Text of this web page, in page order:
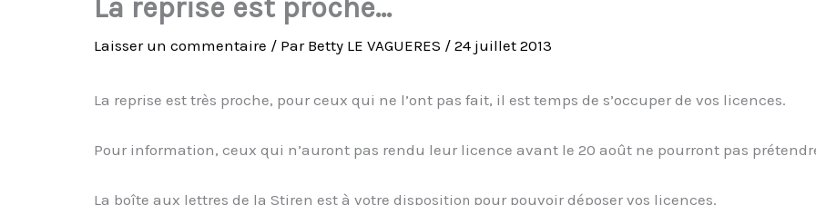
La reprise est proche…
Laisser un commentaire / Par Betty LE VAGUERES / 24 juillet 2013
La reprise est très proche, pour ceux qui ne l’ont pas fait, il est temps de s’occuper de vos licences.
Pour information, ceux qui n’auront pas rendu leur licence avant le 20 août ne pourront pas
La boîte aux lettres de la Stiren est à votre disposition pour pouvoir déposer vos licences.